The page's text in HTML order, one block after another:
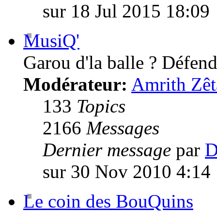
sur 18 Jul 2015 18:09
MusiQ'
Garou d'la balle ?
Modérateur: Amrith
133 Topics
2166 Messages
Dernier message par
sur 30 Nov 2010 4:14
Le coin des BouQuins